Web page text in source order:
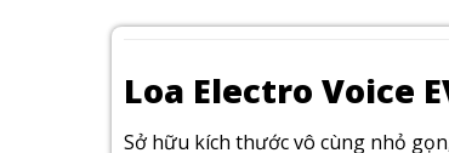
Loa Electro Voice
Sở hữu kích thước vô cùng nhỏ